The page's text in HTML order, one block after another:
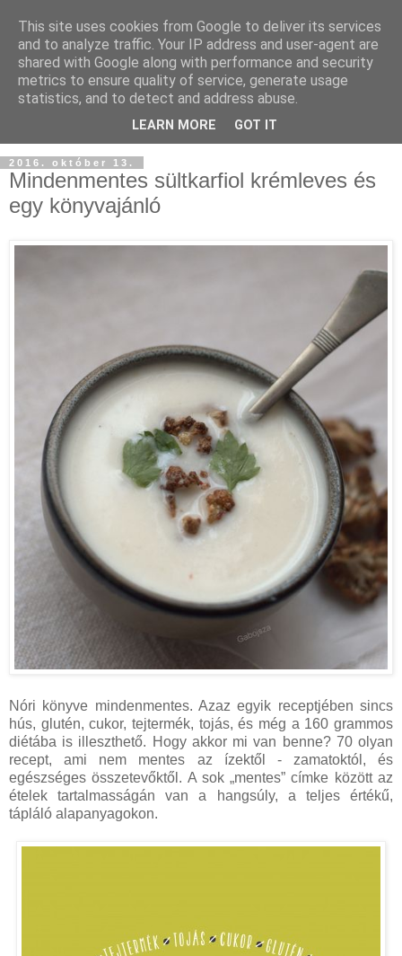
2016. október 13.
Mindenmentes sültkarfiol krémleves és
egy könyvajánló
Nóri könyve mindenmentes. Azaz egyik receptjében sincs
hús, glutén, cukor, tejtermék, tojás, és még a 160 grammos
diétába is illeszthető. Hogy akkor mi van benne? 70 olyan
recept, ami nem mentes az ízektől - zamatoktól, és
egészséges összetevőktől. A sok „mentes” címke között az
ételek tartalmasságán van a hangsúly, a teljes értékű,
tápláló alapanyagokon.
This site uses cookies from Google to deliver its services
and to analyze traffic. Your IP address and user-agent are
shared with Google along with performance and security
metrics to ensure quality of service, generate usage
statistics, and to detect and address abuse.
LEARN MORE GOT IT